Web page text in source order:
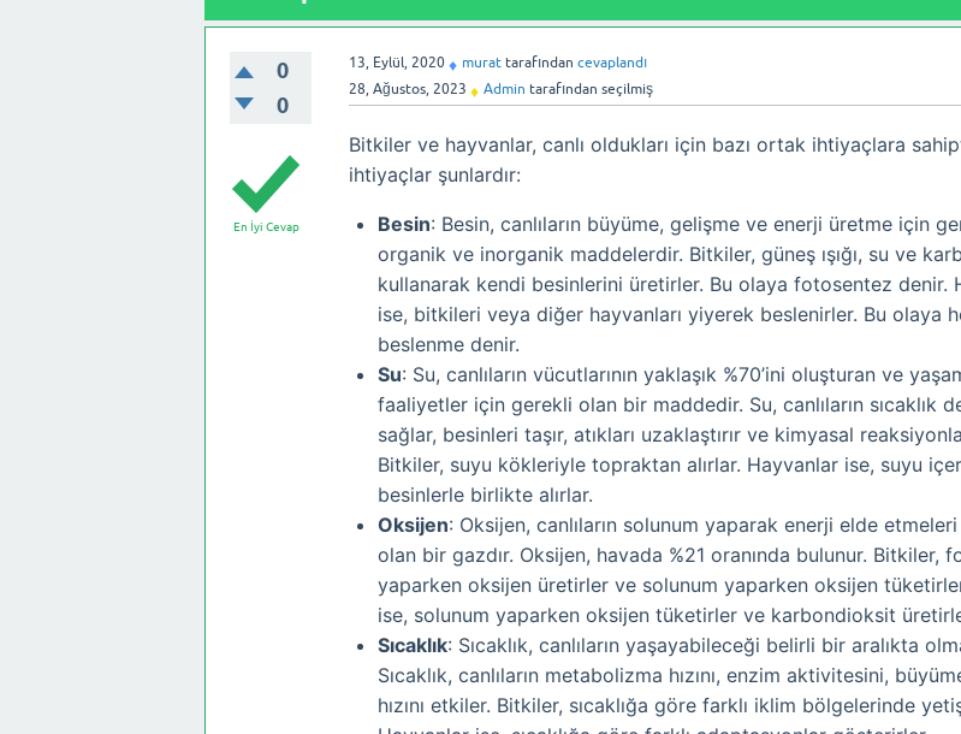
0
0
13, Eylül, 2020 ♦ murat tarafından cevaplandı
28, Ağustos, 2023 ♦ Admin tarafından seçilmiş
En İyi Cevap
Bitkiler ve hayvanlar, canlı oldukları için bazı ortak ihtiyaçlara
ihtiyaçlar şunlardır:
Besin: Besin, canlıların büyüme, gelişme ve enerji üretme için
organik ve inorganik maddelerdir. Bitkiler, güneş ışığı, su ve
kullanarak kendi besinlerini üretirler. Bu olaya fotosentez denir.
ise, bitkileri veya diğer hayvanları yiyerek beslenirler. Bu olaya
beslenme denir.
Su: Su, canlıların vücutlarının yaklaşık %70’ini oluşturan ve
faaliyetler için gerekli olan bir maddedir. Su, canlıların sıcaklık
sağlar, besinleri taşır, atıkları uzaklaştırır ve kimyasal
Bitkiler, suyu kökleriyle topraktan alırlar. Hayvanlar ise, suyu
besinlerle birlikte alırlar.
Oksijen: Oksijen, canlıların solunum yaparak enerji elde
olan bir gazdır. Oksijen, havada %21 oranında bulunur. Bitkiler,
yaparken oksijen üretirler ve solunum yaparken oksijen
ise, solunum yaparken oksijen tüketirler ve karbondioksit
Sıcaklık: Sıcaklık, canlıların yaşayabileceği belirli bir aralıkta
Sıcaklık, canlıların metabolizma hızını, enzim aktivitesini,
hızını etkiler. Bitkiler, sıcaklığa göre farklı iklim bölgelerinde